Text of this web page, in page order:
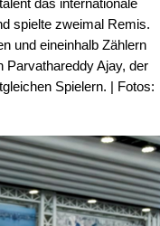
spielte zweimal Remis.
und eineinhalb Zählern
Parvathareddy Ajay, der
Spielern. | Fotos: